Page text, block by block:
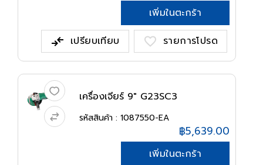
เพิ่มในตะกร้า
compare_arrows เปรียบเทียบ favorite รายการโปรด
เครื่องเจียร์ 9" G23SC3
รหัสสินค้า : 1087550-EA
฿5,639.00
เพิ่มในตะกร้า